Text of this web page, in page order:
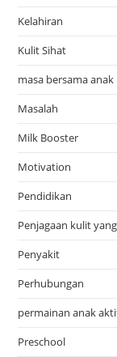
Kelahiran
Kulit Sihat
masa bersama anak
Masalah
Milk Booster
Motivation
Pendidikan
Penjagaan kulit
Penyakit
Perhubungan
permainan anak
Preschool